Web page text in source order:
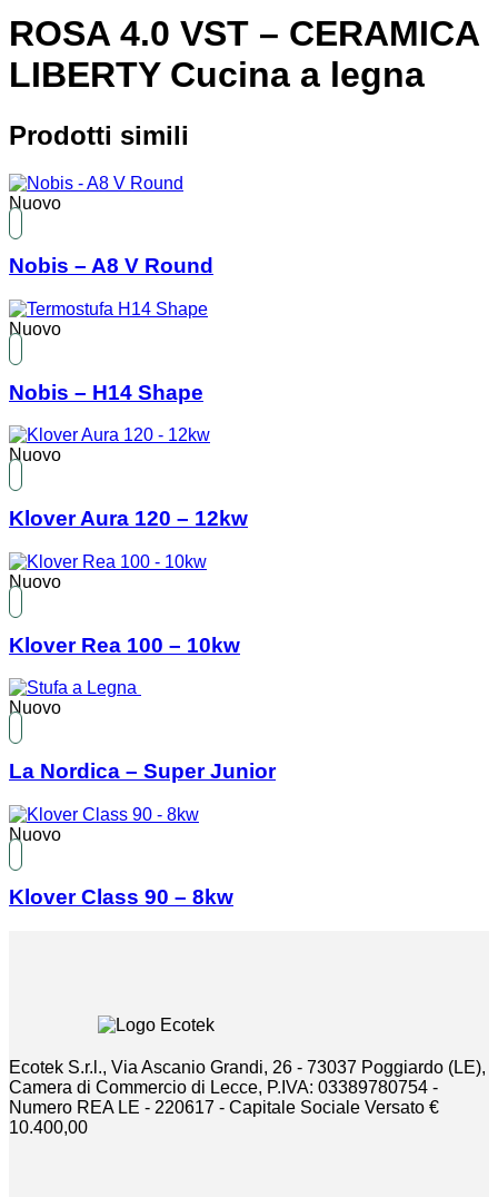
ROSA 4.0 VST – CERAMICA
LIBERTY Cucina a legna
Prodotti simili
Nuovo
Nobis – A8 V Round
Nuovo
Nobis – H14 Shape
Nuovo
Klover Aura 120 – 12kw
Nuovo
Klover Rea 100 – 10kw
Nuovo
La Nordica – Super Junior
Nuovo
Klover Class 90 – 8kw
Ecotek S.r.l., Via Ascanio Grandi, 26 - 73037 Poggiardo (LE),
Camera di Commercio di Lecce, P.IVA: 03389780754 -
Numero REA LE - 220617 - Capitale Sociale Versato €
10.400,00